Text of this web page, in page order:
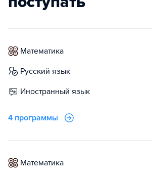
математика
русский язык
иностранный язык
4 программы
математика